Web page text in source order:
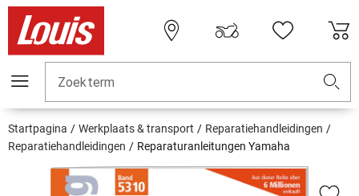
Zoekterm
Startpagina Werkplaats & transport
Reparatiehandleidingen
Reparatiehandleidingen
Reparaturanleitungen Yamaha